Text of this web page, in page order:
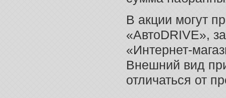
В акции могут
«АвтоDRIVE»,
«Интернет-
Внешний вид
отличаться от